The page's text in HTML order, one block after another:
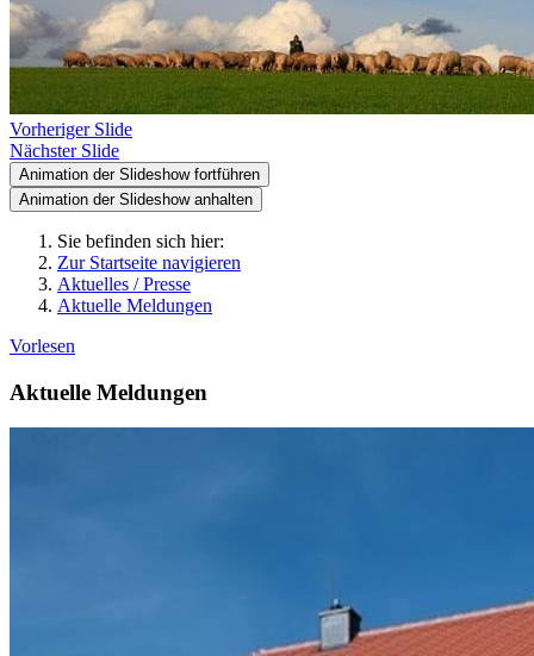
Vorheriger Slide
Nächster Slide
Animation der Slideshow fortführen
Animation der Slideshow anhalten
Sie befinden sich hier:
Zur Startseite navigieren
Aktuelles / Presse
Aktuelle Meldungen
Vorlesen
Aktuelle Meldungen